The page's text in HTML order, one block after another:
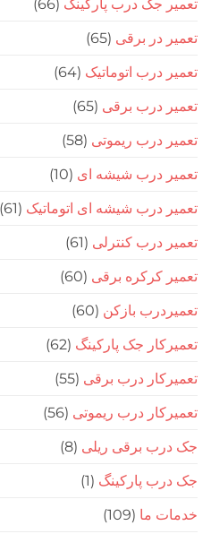
جک درب پارکینگ (66)
برقی (65)
اتوماتیک (64)
درب برقی (65)
درب ریموتی(58)
درب شیشه ای(10)
درب شیشه ای اتوماتیک (61)
درب کنترلی(61)
کرکره برقی(60)
بازکن(60)
جک پارکینگ (62)
درب برقی (55)
درب ریموتی(56)
برقی ریلی(8)
پارکینگ (1)
ما(109)